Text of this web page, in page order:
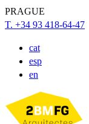
PRAGUE
T. +34 93 418-64-47
cat
esp
en